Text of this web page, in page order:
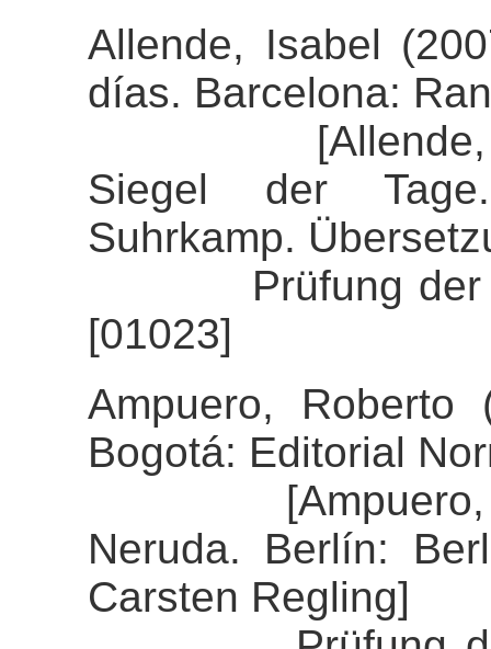
Allende, Isabel
días. Barcelona:
[Allende,
Siegel der
Suhrkamp.
Prüfung der
[01023]
Ampuero,
Bogotá: Editorial
[Ampuero,
Neruda. Berlín:
Carsten Regling]